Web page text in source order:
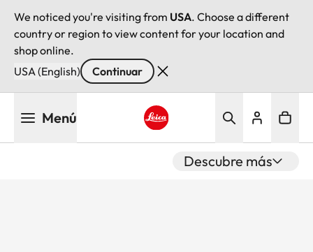
We noticed you're visiting from USA. Choose a different
country or region to view content for your location and
shop online.
USA (English)
Continuar
Menú
Descubre más